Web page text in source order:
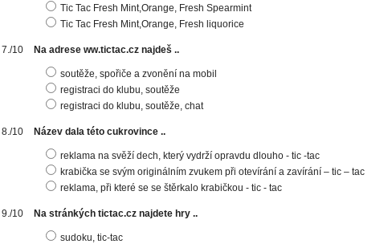
Tic Tac Fresh Mint,Orange, Fresh Spearmint
Tic Tac Fresh Mint,Orange, Fresh liquorice
Na adrese ww.tictac.cz najdeš ..
soutěže, spořiče a zvonění na mobil
registraci do klubu, soutěže
registraci do klubu, soutěže, chat
Název dala této cukrovince ..
reklama na svěží dech, který vydrží opravdu dlouho - tic -tac
krabička se svým originálním zvukem při otevírání a zavírání – tic – tac
reklama, při které se se štěrkalo krabičkou - tic - tac
Na stránkých tictac.cz najdete hry ..
sudoku, tic-tac